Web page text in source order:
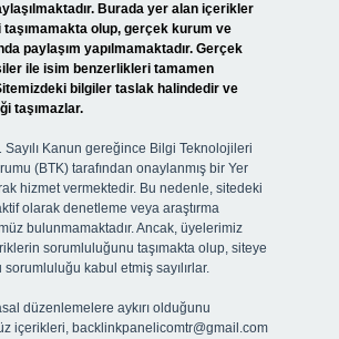
Burada yer alan içerikler
taşımamakta olup, gerçek kurum ve
paylaşım yapılmamaktadır. Gerçek
ile isim benzerlikleri tamamen
bilgiler taslak halindedir ve
taşımazlar.
Sayılı Kanun gereğince Bilgi Teknolojileri
(BTK) tarafından onaylanmış bir Yer
hizmet vermektedir. Bu nedenle, sitedeki
olarak denetleme veya araştırma
bulunmamaktadır. Ancak, üyelerimiz
sorumluluğunu taşımakta olup, siteye
kabul etmiş sayılırlar.
düzenlemelere aykırı olduğunu
içerikleri, backlinkpanelicomtr@gmail.com